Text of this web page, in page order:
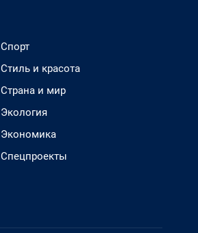
Спорт
Стиль и красота
Страна и мир
Экология
Экономика
Спецпроекты